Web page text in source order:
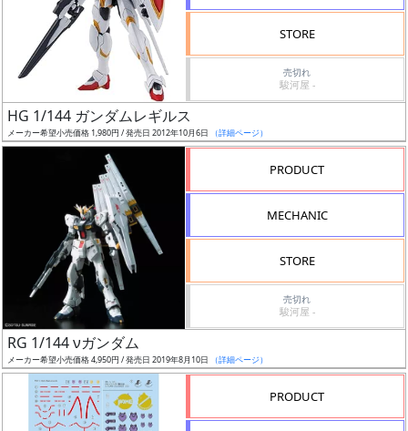
グ
レ
ー
STORE
売切れ
駿河屋 -
HG 1/144 ガンダムレギルス
メーカー希望小売価格 1,980円 / 発売日 2012年10月6日 （詳細ページ）
PRODUCT
MECHANIC
STORE
売切れ
駿河屋 -
RG 1/144 νガンダム
メーカー希望小売価格 4,950円 / 発売日 2019年8月10日 （詳細ページ）
PRODUCT